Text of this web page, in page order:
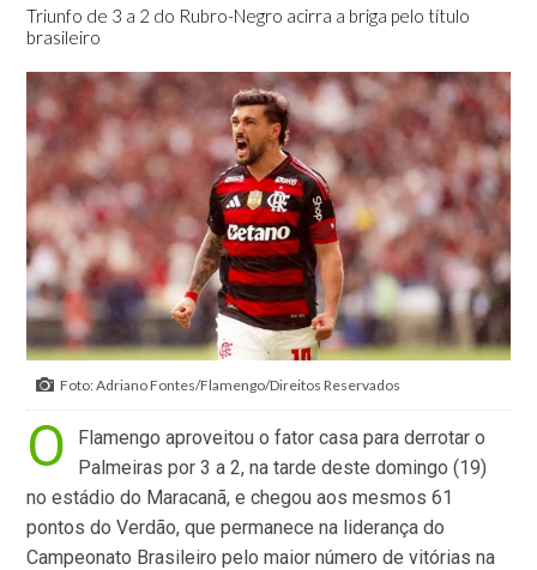
Triunfo de 3 a 2 do Rubro-Negro acirra a briga pelo título
brasileiro
Foto: Adriano Fontes/Flamengo/Direitos Reservados
O
Flamengo aproveitou o fator casa para derrotar o
Palmeiras por 3 a 2, na tarde deste domingo (19)
no estádio do Maracanã, e chegou aos mesmos 61
pontos do Verdão, que permanece na liderança do
Campeonato Brasileiro pelo maior número de vitórias na